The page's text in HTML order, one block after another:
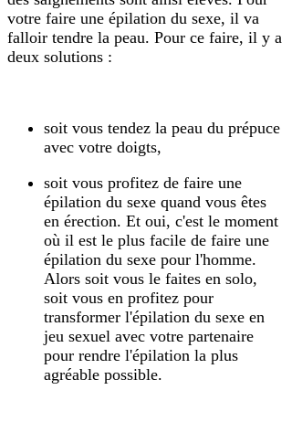
votre faire une épilation du sexe, il va
falloir tendre la peau. Pour ce faire, il y a
deux solutions :
soit vous tendez la peau du prépuce
avec votre doigts,
soit vous profitez de faire une
épilation du sexe quand vous êtes
en érection. Et oui, c'est le moment
où il est le plus facile de faire une
épilation du sexe pour l'homme.
Alors soit vous le faites en solo,
soit vous en profitez pour
transformer l'épilation du sexe en
jeu sexuel avec votre partenaire
pour rendre l'épilation la plus
agréable possible.